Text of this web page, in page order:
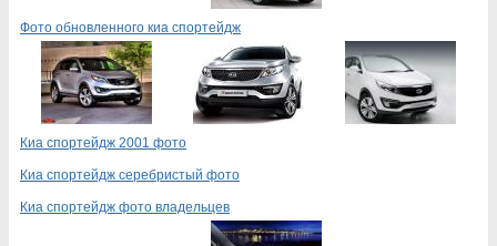
Фото обновленного киа спортейдж
Киа спортейдж 2001 фото
Киа спортейдж серебристый фото
Киа спортейдж фото владельцев